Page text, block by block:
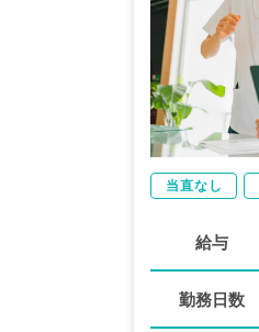
当直なし
給与
勤務日数